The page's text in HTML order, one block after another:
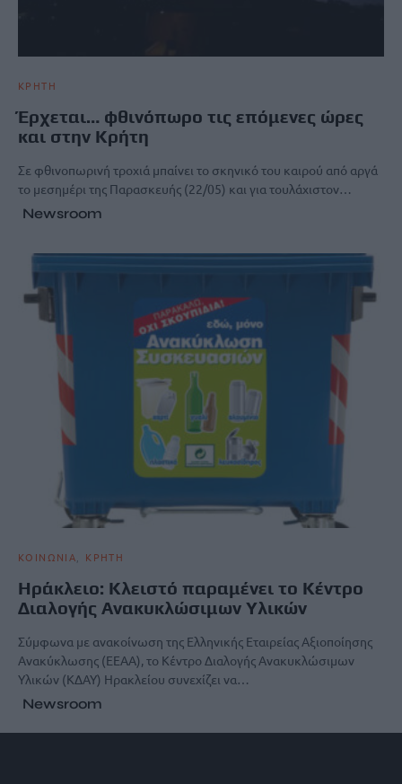
ΚΡΗΤΗ
Έρχεται… φθινόπωρο τις επόμενες ώρες
και στην Κρήτη
Σε φθινοπωρινή τροχιά μπαίνει το σκηνικό του καιρού από αργά
το μεσημέρι της Παρασκευής (22/05) και για τουλάχιστον…
Newsroom
ΚΟΙΝΩΝΙΑ ΚΡΗΤΗ
Ηράκλειο: Κλειστό παραμένει το Κέντρο
Διαλογής Ανακυκλώσιμων Υλικών
Σύμφωνα με ανακοίνωση της Ελληνικής Εταιρείας Αξιοποίησης
Ανακύκλωσης (ΕΕΑΑ), το Κέντρο Διαλογής Ανακυκλώσιμων
Υλικών (ΚΔΑΥ) Ηρακλείου συνεχίζει να…
Newsroom